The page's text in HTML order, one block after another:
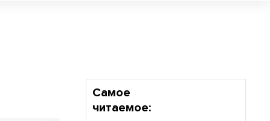
Самое
читаемое: